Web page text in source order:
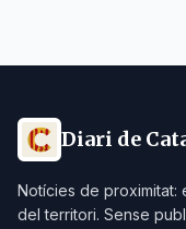
Diari de
Notícies de proximitat:
del territori. Sense